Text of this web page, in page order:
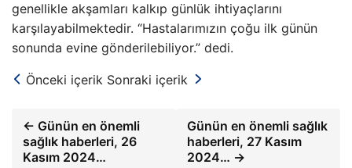
genellikle akşamları kalkıp günlük ihtiyaçlarını
karşılayabilmektedir. “Hastalarımızın çoğu ilk günün
sonunda evine gönderilebiliyor.” dedi.
Önceki içerik Sonraki içerik
← Günün en önemli
sağlık haberleri, 26
Kasım 2024…
Günün en önemli sağlık
haberleri, 27 Kasım
2024… →